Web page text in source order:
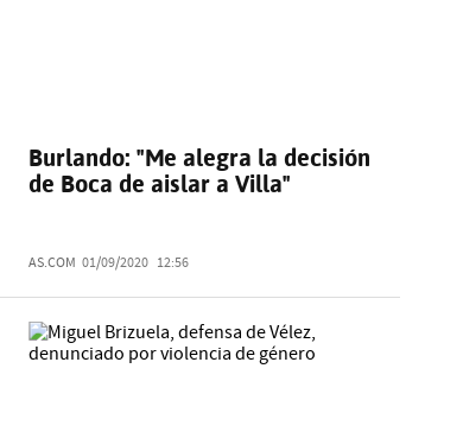
Burlando: "Me alegra la decisión
de Boca de aislar a Villa"
AS.COM 01/09/2020 12:56